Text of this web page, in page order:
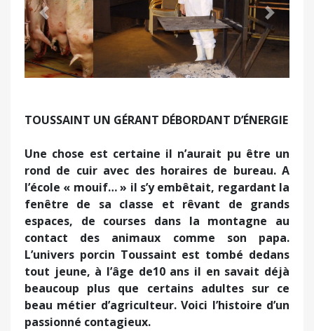
Précédent Suivant
TOUSSAINT UN GÉRANT DÉBORDANT D’ÉNERGIE
Une chose est certaine il n’aurait pu être un
rond de cuir avec des horaires de bureau. A
l’école « mouif… » il s’y embêtait, regardant la
fenêtre de sa classe et rêvant de grands
espaces, de courses dans la montagne au
contact des animaux comme son papa.
L’univers porcin Toussaint est tombé dedans
tout jeune, à l’âge de10 ans il en savait déjà
beaucoup plus que certains adultes sur ce
beau métier d’agriculteur. Voici l’histoire d’un
passionné contagieux.